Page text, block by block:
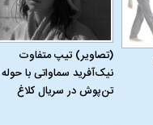
(تصاویر) تیپ متفاوت
نیک‌آفرید سماواتی با حوله
تن‌پوش در سریال کلاغ